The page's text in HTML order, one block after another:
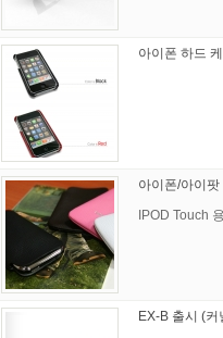
아이폰 하드
아이폰/아이
IPOD Touch
EX-B 출시 (